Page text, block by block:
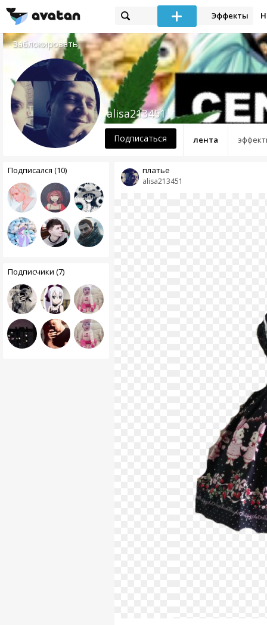
Эффекты
Заблокировать
лента
alisa213451
Подписаться
Подписался (10)
Подписчики (7)
alisa213451
платье